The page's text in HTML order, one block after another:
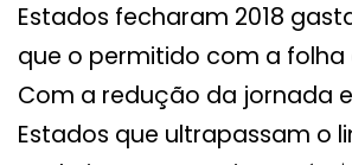
Estados fecharam 2018
que o permitido com a folha
Com a redução da jornada
Estados que ultrapassam o